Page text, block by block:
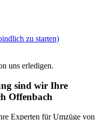
zu starten)
uns erledigen.
sind wir Ihre
Offenbach
Experten für Umzüge von